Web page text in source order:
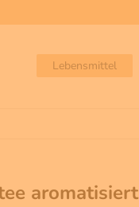
Lebensmittel
aromatisiert